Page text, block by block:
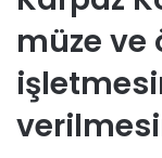
müze ve